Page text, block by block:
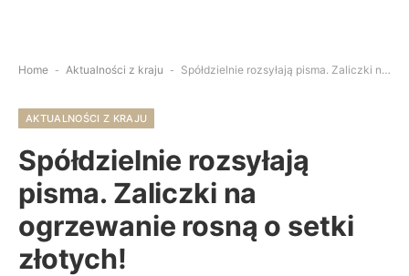
Home - Aktualności z kraju - Spółdzielnie rozsyłają pisma. Zaliczki na ogrzewanie rosną o setki złotych!
AKTUALNOŚCI Z KRAJU
Spółdzielnie rozsyłają
pisma. Zaliczki na
ogrzewanie rosną o setki
złotych!